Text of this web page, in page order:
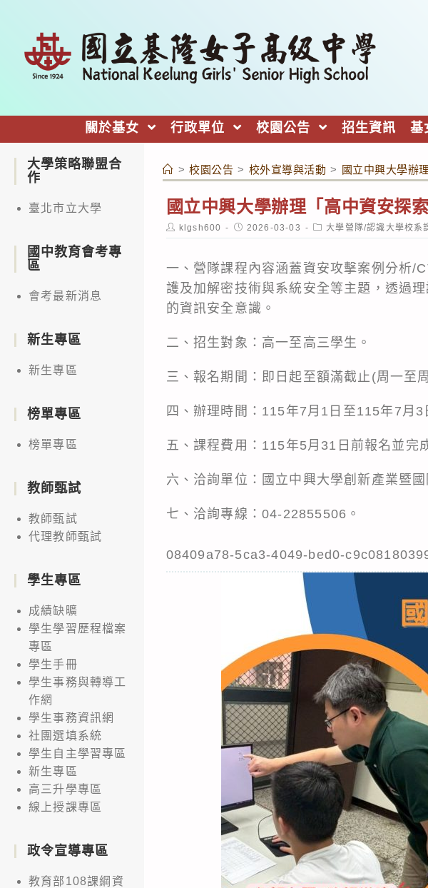
關於基女 行政單位 校園公告 招生資訊 基
> 校園公告 > 校外宣導與活動 > 國立中興大學辦
國立中興大學辦理「高中資安探索
Post
author:
klgsh600
Post
published:
2026-03-03
Post
category:
大學營隊/認識大學校系
一、營隊課程內容涵蓋資安攻擊案例分析/
護及加解密技術與系統安全等主題，透過
的資訊安全意識。
二、招生對象：高一至高三學生。
三、報名期間：即日起至額滿截止(周一至
四、辦理時間：115年7月1日至115年7月3
五、課程費用：115年5月31日前報名並完
六、洽詢單位：國立中興大學創新產業暨
七、洽詢專線：04-22855506。
08409a78-5ca3-4049-bed0-
大學策略聯盟合
作
臺北市立大學
國中教育會考專
區
會考最新消息
新生專區
新生專區
榜單專區
榜單專區
教師甄試
教師甄試
代理教師甄試
學生專區
成績缺曠
學生學習歷程檔案
專區
學生手冊
學生事務與轉導工
作網
學生事務資訊網
社團選填系統
學生自主學習專區
新生專區
高三升學專區
線上授課專區
政令宣導專區
教育部108課綱資